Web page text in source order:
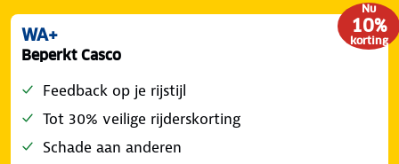
Nu
10%
korting
WA+
Beperkt Casco
Feedback op je rijstijl
Tot 30% veilige rijderskorting
Schade aan anderen